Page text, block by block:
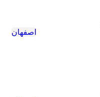
اصفهان